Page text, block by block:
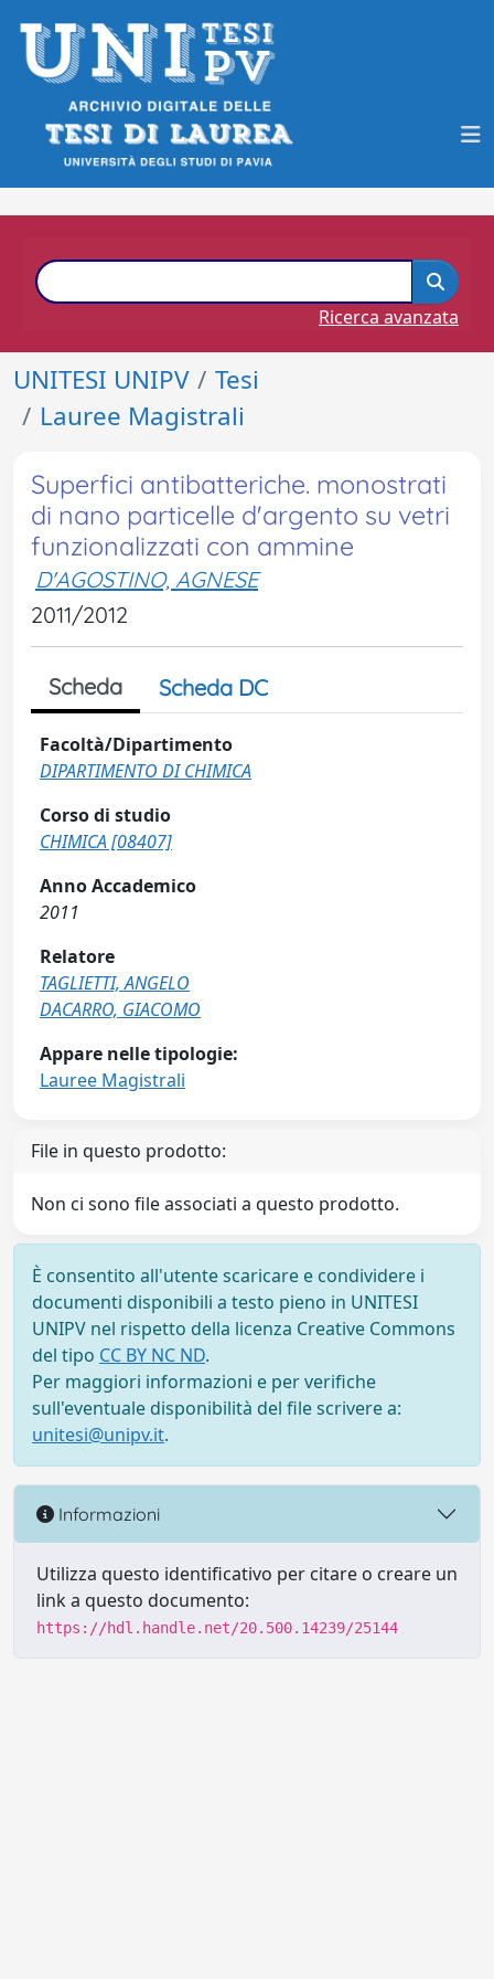
Ricerca avanzata
UNITESI UNIPV
Tesi
Lauree Magistrali
Superfici antibatteriche. monostrati
di nano particelle d'argento su vetri
funzionalizzati con ammine
D'AGOSTINO, AGNESE
2011/2012
Scheda Scheda DC
Facoltà/Dipartimento
DIPARTIMENTO DI CHIMICA
Corso di studio
CHIMICA [08407]
Anno Accademico
2011
Relatore
TAGLIETTI, ANGELO
DACARRO, GIACOMO
Appare nelle tipologie:
Lauree Magistrali
File in questo prodotto:
Non ci sono file associati a questo prodotto.
È consentito all'utente scaricare e condividere i
documenti disponibili a testo pieno in UNITESI
UNIPV nel rispetto della licenza Creative Commons
del tipo CC BY NC ND.
Per maggiori informazioni e per verifiche
sull'eventuale disponibilità del file scrivere a:
unitesi@unipv.it.
Informazioni
Utilizza questo identificativo per citare o creare un
link a questo documento:
https://hdl.handle.net/20.500.14239/25144